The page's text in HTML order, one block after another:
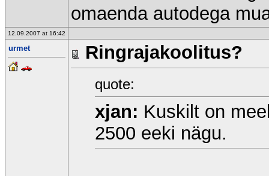
omaenda autodega
12.09.2007 at 16:42
urmet Ringrajakoolitus?
quote:
xjan: Kuskilt on
2500 eeki nägu.